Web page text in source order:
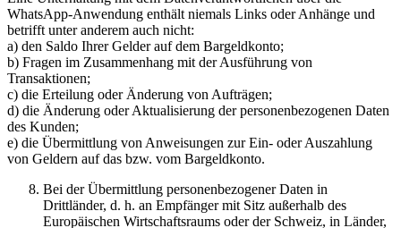
WhatsApp-Anwendung enthält niemals Links oder Anhänge und
betrifft unter anderem auch nicht:
a) den Saldo Ihrer Gelder auf dem Bargeldkonto;
b) Fragen im Zusammenhang mit der Ausführung von
Transaktionen;
c) die Erteilung oder Änderung von Aufträgen;
d) die Änderung oder Aktualisierung der personenbezogenen Daten
des Kunden;
e) die Übermittlung von Anweisungen zur Ein- oder Auszahlung
von Geldern auf das bzw. vom Bargeldkonto.
Bei der Übermittlung personenbezogener Daten in
Drittländer, d. h. an Empfänger mit Sitz außerhalb des
Europäischen Wirtschaftsraums oder der Schweiz, in Länder,